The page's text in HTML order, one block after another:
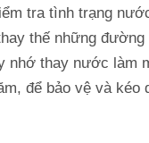
tra tình trạng
thế những đường
nhớ thay nước làm
để bảo vệ và kéo